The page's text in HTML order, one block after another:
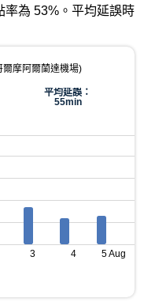
率為 53%。平均延誤時
爾摩阿爾蘭達機場)
平均延誤：
55min
3 4 5 Aug